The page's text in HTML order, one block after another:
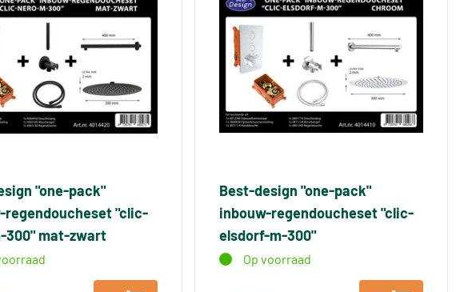
"one-pack"
regendoucheset "clic-
300" mat-zwart
Best-design "one-pack"
inbouw-regendoucheset "clic-
elsdorf-m-300"
Op voorraad